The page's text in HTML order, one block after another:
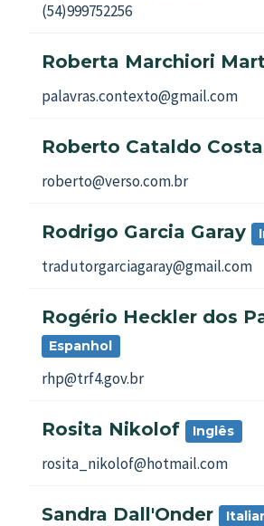
(54)999752256
Roberta Marchiori
palavras.contexto@gmail.com
Roberto Cataldo Costa
roberto@verso.com.br
Rodrigo Garcia Garay
tradutorgarciagaray@gmail.com
Rogério Heckler dos
Espanhol
rhp@trf4.gov.br
Rosita Nikolof Inglês
rosita_nikolof@hotmail.com
Sandra Dall'Onder